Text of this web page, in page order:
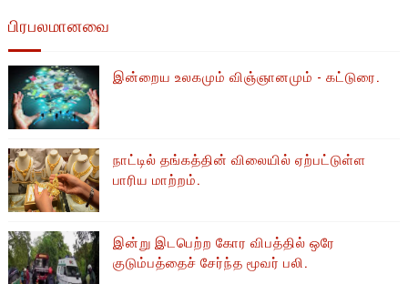
பிரபலமானவை
இன்றைய உலகமும் விஞ்ஞானமும் - கட்டுரை.
நாட்டில் தங்கத்தின் விலையில் ஏற்பட்டுள்ள
பாரிய மாற்றம்.
இன்று இடபெற்ற கோர விபத்தில் ஒரே
குடும்பத்தைச் சேர்ந்த மூவர் பலி.